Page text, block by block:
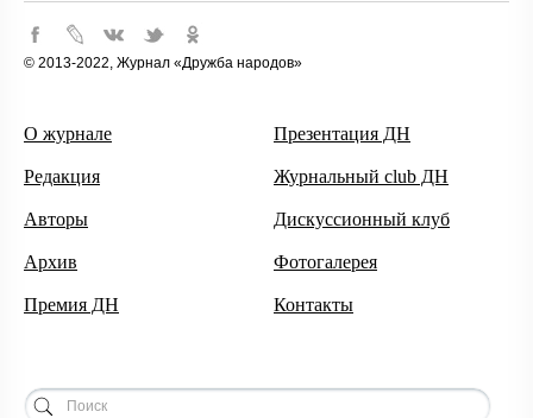
© 2013-2022, Журнал «Дружба народов»
О журнале
Редакция
Авторы
Архив
Премия ДН
Презентация ДН
Журнальный club ДН
Дискуссионный клуб
Фотогалерея
Контакты